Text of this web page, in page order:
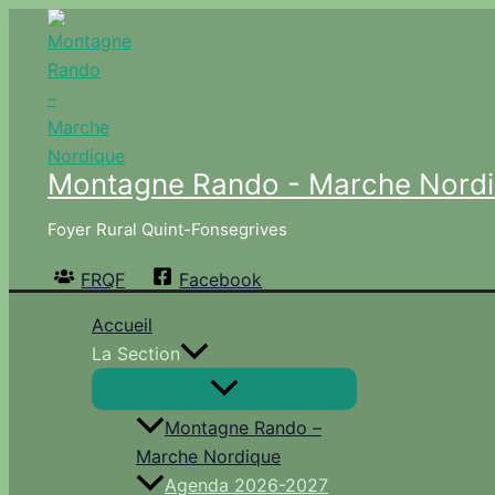
contenu
Montagne Rando - Marche
Foyer Rural Quint-Fonsegrives
FRQF Facebook
Accueil
La Section
Montagne Rando –
Marche Nordique
Agenda 2026-2027